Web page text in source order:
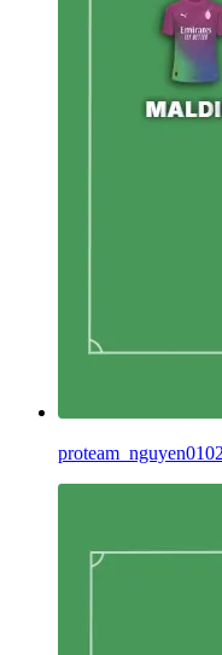
proteam_nguyen0102